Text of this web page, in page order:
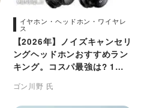
イヤホン・ヘッドホン・ワイヤレ
ス
【2026年】ノイズキャンセリ
ングヘッドホンおすすめラン
キング。コスパ最強は? 1万
ゴン川野 氏